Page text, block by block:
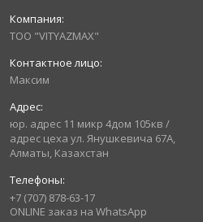
ТОО "VITYAZMAX"
Максим
юр. адрес 11 микр 4дом 105кв /
адрес цеха ул. Янушкевича 67А,
Алматы, Казахстан
+7 (707) 878-63-17
ONLINE заказ на WhatsApp